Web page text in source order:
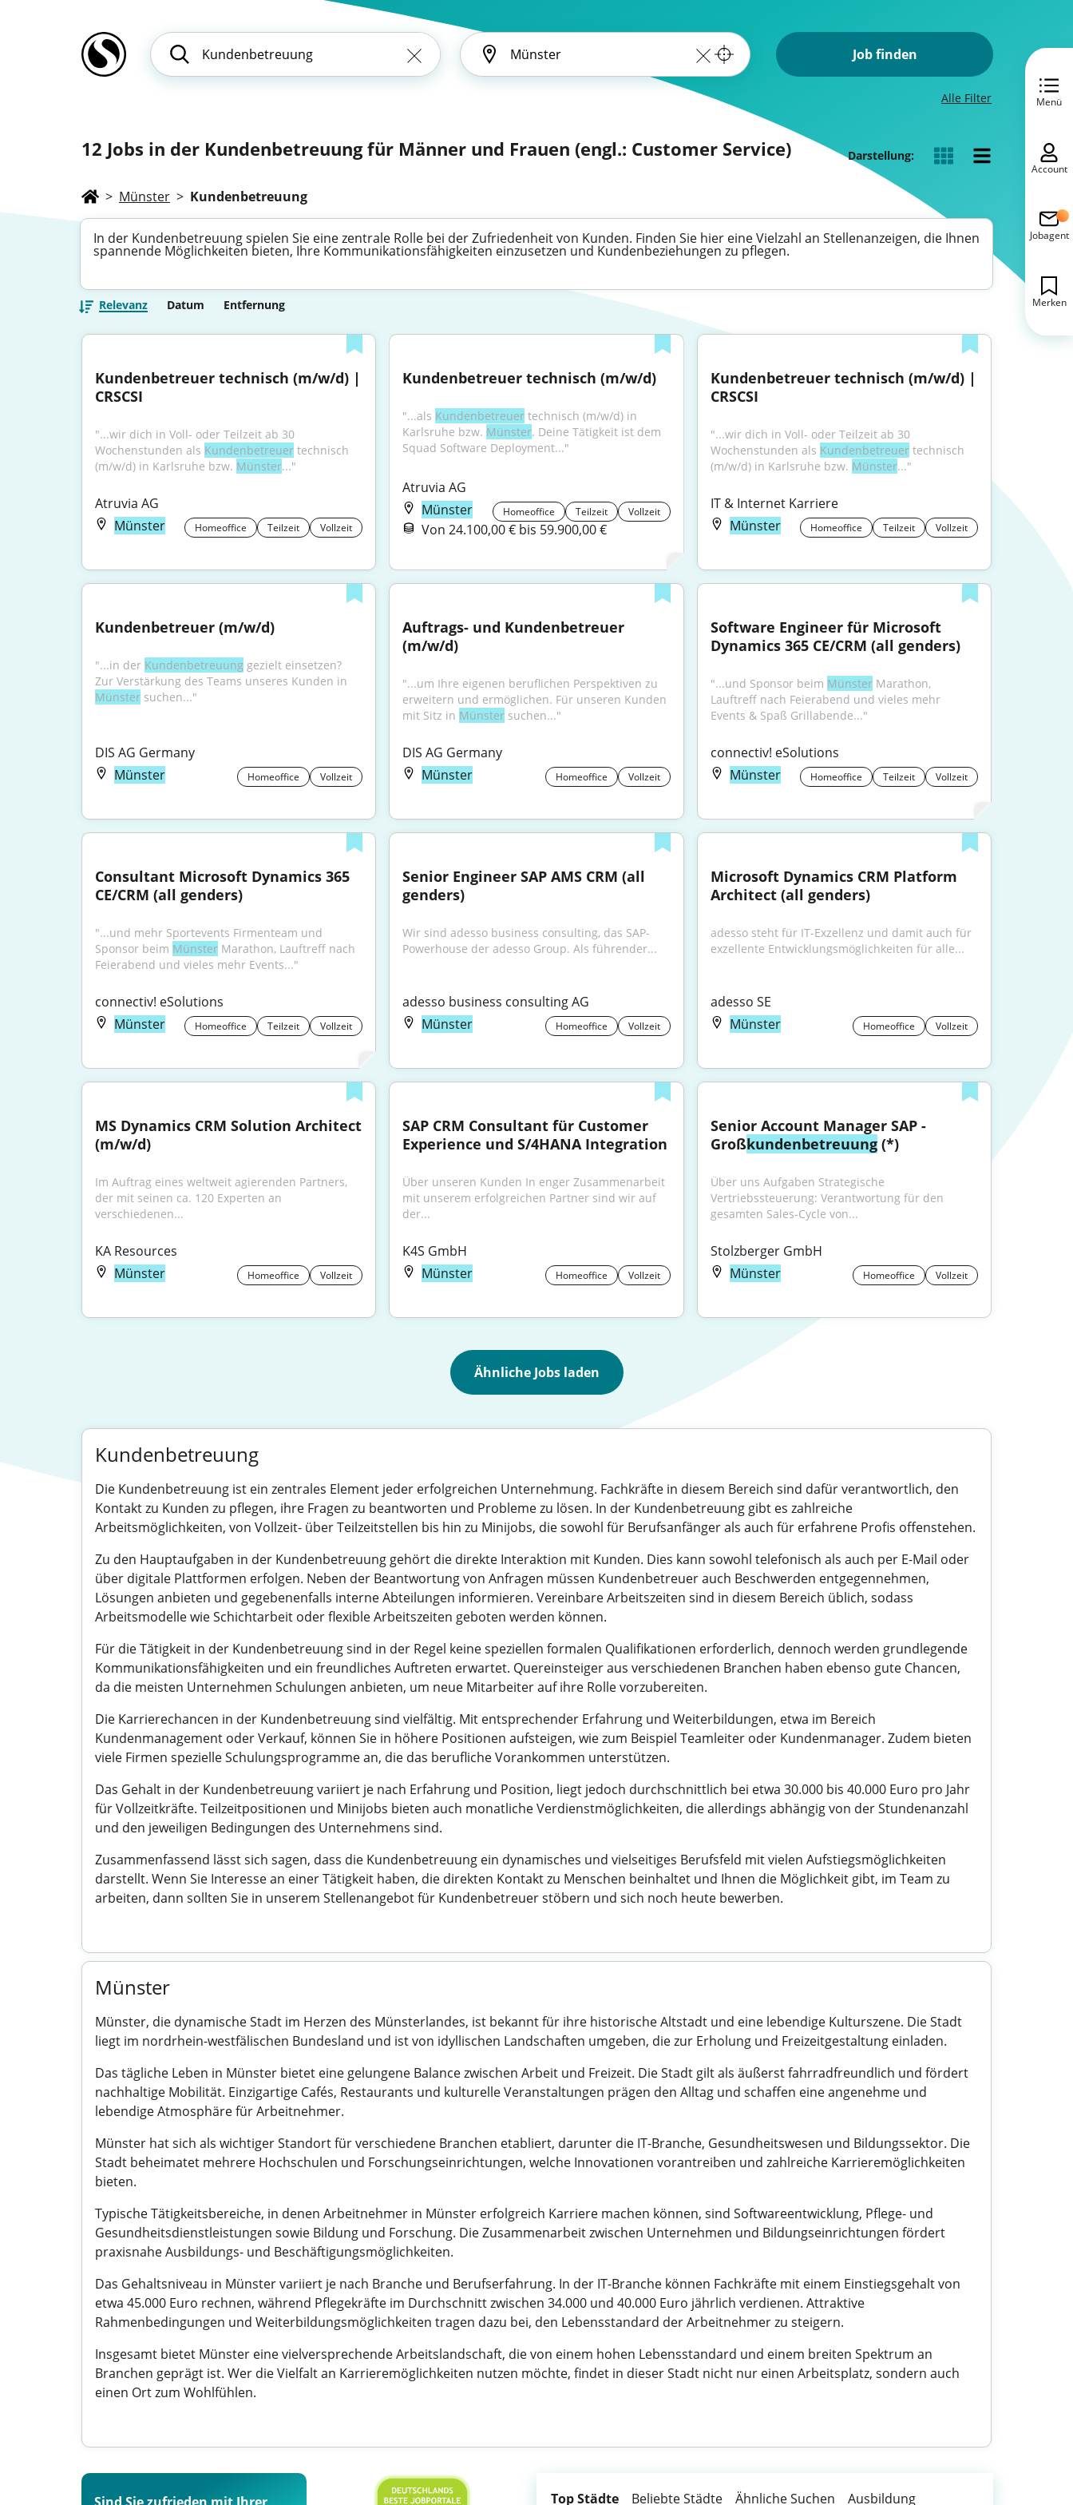
Job finden
Alle Filter
12 Jobs in der Kundenbetreuung für Männer und Frauen (engl.: Customer Service) Darstellung:
> Münster > Kundenbetreuung
In der Kundenbetreuung spielen Sie eine zentrale Rolle bei der Zufriedenheit von Kunden. Finden Sie hier eine Vielzahl an Stellenanzeigen, die Ihnen
spannende Möglichkeiten bieten, Ihre Kommunikationsfähigkeiten einzusetzen und Kundenbeziehungen zu pflegen.
Relevanz Datum Entfernung
Kundenbetreuer technisch (m/w/d) |
CRSCSI
"...wir dich in Voll- oder Teilzeit ab 30
Wochenstunden als Kundenbetreuer technisch
(m/w/d) in Karlsruhe bzw. Münster..."
Atruvia AG
Münster
Homeoffice Teilzeit Vollzeit
Kundenbetreuer technisch (m/w/d)
"...als Kundenbetreuer technisch (m/w/d) in
Karlsruhe bzw. Münster. Deine Tätigkeit ist dem
Squad Software Deployment..."
Atruvia AG
Münster
Homeoffice Teilzeit Vollzeit
Von 24.100,00 € bis 59.900,00 €
Kundenbetreuer technisch (m/w/d) |
CRSCSI
"...wir dich in Voll- oder Teilzeit ab 30
Wochenstunden als Kundenbetreuer technisch
(m/w/d) in Karlsruhe bzw. Münster..."
IT & Internet Karriere
Münster
Homeoffice Teilzeit Vollzeit
Kundenbetreuer (m/w/d)
"...in der Kundenbetreuung gezielt einsetzen?
Münster suchen..."
DIS AG Germany
Münster
Homeoffice Vollzeit
Auftrags- und Kundenbetreuer
(m/w/d)
"...um Ihre eigenen beruflichen Perspektiven zu
erweitern und ermöglichen. Für unseren Kunden
mit Sitz in Münster suchen..."
DIS AG Germany
Münster
Homeoffice Vollzeit
Software Engineer für Microsoft
Dynamics 365 CE/CRM (all genders)
"...und Sponsor beim Münster Marathon,
Lauftreff nach Feierabend und vieles mehr
Events & Spaß Grillabende..."
connectiv! eSolutions
Münster
Homeoffice Teilzeit Vollzeit
Consultant Microsoft Dynamics 365
CE/CRM (all genders)
"...und mehr Sportevents Firmenteam und
Sponsor beim Münster Marathon, Lauftreff nach
Feierabend und vieles mehr Events..."
connectiv! eSolutions
Münster
Homeoffice Teilzeit Vollzeit
Senior Engineer SAP AMS CRM (all
genders)
Wir sind adesso business consulting, das SAP-
Powerhouse der adesso Group. Als führender...
adesso business consulting AG
Münster
Homeoffice Vollzeit
Microsoft Dynamics CRM Platform
Architect (all genders)
adesso steht für IT-Exzellenz und damit auch für
exzellente Entwicklungsmöglichkeiten für alle...
adesso SE
Münster
Homeoffice Vollzeit
MS Dynamics CRM Solution Architect
(m/w/d)
Im Auftrag eines weltweit agierenden Partners,
der mit seinen ca. 120 Experten an
verschiedenen...
KA Resources
Münster
Homeoffice Vollzeit
SAP CRM Consultant für Customer
Experience und S/4HANA Integration
Über unseren Kunden In enger Zusammenarbeit
mit unserem erfolgreichen Partner sind wir auf
der...
K4S GmbH
Münster
Homeoffice Vollzeit
Senior Account Manager SAP -
Großkundenbetreuung (*)
Über uns Aufgaben Strategische
Vertriebssteuerung: Verantwortung für den
gesamten Sales-Cycle von...
Stolzberger GmbH
Münster
Homeoffice Vollzeit
Ähnliche Jobs laden
Kundenbetreuung
Die Kundenbetreuung ist ein zentrales Element jeder erfolgreichen Unternehmung. Fachkräfte in diesem Bereich sind dafür verantwortlich, den
Kontakt zu Kunden zu pflegen, ihre Fragen zu beantworten und Probleme zu lösen. In der Kundenbetreuung gibt es zahlreiche
Arbeitsmöglichkeiten, von Vollzeit- über Teilzeitstellen bis hin zu Minijobs, die sowohl für Berufsanfänger als auch für erfahrene Profis offenstehen.
Zu den Hauptaufgaben in der Kundenbetreuung gehört die direkte Interaktion mit Kunden. Dies kann sowohl telefonisch als auch per E-Mail oder
über digitale Plattformen erfolgen. Neben der Beantwortung von Anfragen müssen Kundenbetreuer auch Beschwerden entgegennehmen,
Lösungen anbieten und gegebenenfalls interne Abteilungen informieren. Vereinbare Arbeitszeiten sind in diesem Bereich üblich, sodass
Arbeitsmodelle wie Schichtarbeit oder flexible Arbeitszeiten geboten werden können.
Für die Tätigkeit in der Kundenbetreuung sind in der Regel keine speziellen formalen Qualifikationen erforderlich, dennoch werden grundlegende
Kommunikationsfähigkeiten und ein freundliches Auftreten erwartet. Quereinsteiger aus verschiedenen Branchen haben ebenso gute Chancen,
da die meisten Unternehmen Schulungen anbieten, um neue Mitarbeiter auf ihre Rolle vorzubereiten.
Die Karrierechancen in der Kundenbetreuung sind vielfältig. Mit entsprechender Erfahrung und Weiterbildungen, etwa im Bereich
Kundenmanagement oder Verkauf, können Sie in höhere Positionen aufsteigen, wie zum Beispiel Teamleiter oder Kundenmanager. Zudem bieten
viele Firmen spezielle Schulungsprogramme an, die das berufliche Vorankommen unterstützen.
Das Gehalt in der Kundenbetreuung variiert je nach Erfahrung und Position, liegt jedoch durchschnittlich bei etwa 30.000 bis 40.000 Euro pro Jahr
für Vollzeitkräfte. Teilzeitpositionen und Minijobs bieten auch monatliche Verdienstmöglichkeiten, die allerdings abhängig von der Stundenanzahl
und den jeweiligen Bedingungen des Unternehmens sind.
Zusammenfassend lässt sich sagen, dass die Kundenbetreuung ein dynamisches und vielseitiges Berufsfeld mit vielen Aufstiegsmöglichkeiten
darstellt. Wenn Sie Interesse an einer Tätigkeit haben, die direkten Kontakt zu Menschen beinhaltet und Ihnen die Möglichkeit gibt, im Team zu
arbeiten, dann sollten Sie in unserem Stellenangebot für Kundenbetreuer stöbern und sich noch heute bewerben.
Münster
Münster, die dynamische Stadt im Herzen des Münsterlandes, ist bekannt für ihre historische Altstadt und eine lebendige Kulturszene. Die Stadt
liegt im nordrhein-westfälischen Bundesland und ist von idyllischen Landschaften umgeben, die zur Erholung und Freizeitgestaltung einladen.
Das tägliche Leben in Münster bietet eine gelungene Balance zwischen Arbeit und Freizeit. Die Stadt gilt als äußerst fahrradfreundlich und fördert
nachhaltige Mobilität. Einzigartige Cafés, Restaurants und kulturelle Veranstaltungen prägen den Alltag und schaffen eine angenehme und
lebendige Atmosphäre für Arbeitnehmer.
Münster hat sich als wichtiger Standort für verschiedene Branchen etabliert, darunter die IT-Branche, Gesundheitswesen und Bildungssektor. Die
Stadt beheimatet mehrere Hochschulen und Forschungseinrichtungen, welche Innovationen vorantreiben und zahlreiche Karrieremöglichkeiten
bieten.
Typische Tätigkeitsbereiche, in denen Arbeitnehmer in Münster erfolgreich Karriere machen können, sind Softwareentwicklung, Pflege- und
Gesundheitsdienstleistungen sowie Bildung und Forschung. Die Zusammenarbeit zwischen Unternehmen und Bildungseinrichtungen fördert
praxisnahe Ausbildungs- und Beschäftigungsmöglichkeiten.
Das Gehaltsniveau in Münster variiert je nach Branche und Berufserfahrung. In der IT-Branche können Fachkräfte mit einem Einstiegsgehalt von
etwa 45.000 Euro rechnen, während Pflegekräfte im Durchschnitt zwischen 34.000 und 40.000 Euro jährlich verdienen. Attraktive
Rahmenbedingungen und Weiterbildungsmöglichkeiten tragen dazu bei, den Lebensstandard der Arbeitnehmer zu steigern.
Insgesamt bietet Münster eine vielversprechende Arbeitslandschaft, die von einem hohen Lebensstandard und einem breiten Spektrum an
Branchen geprägt ist. Wer die Vielfalt an Karrieremöglichkeiten nutzen möchte, findet in dieser Stadt nicht nur einen Arbeitsplatz, sondern auch
einen Ort zum Wohlfühlen.
Menü
Account
Jobagent
Merken
Top Städte Beliebte Städte Ähnliche Suchen Ausbildung